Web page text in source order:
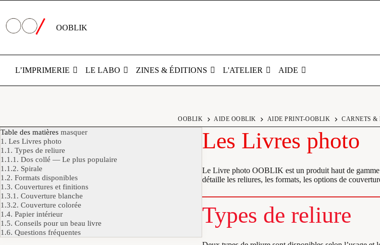
contenu
OOBLIK
L’IMPRIMERIE LE LABO ZINES & ÉDITIONS L'ATELIER
AIDE
OOBLIK AIDE OOBLIK AIDE PRINT-OOBLIK CARNETS &
Table des matières masquer
1. Les Livres photo
1.1. Types de reliure
1.1.1. Dos collé — Le plus populaire
1.1.2. Spirale
1.2. Formats disponibles
1.3. Couvertures et finitions
1.3.1. Couverture blanche
1.3.2. Couverture colorée
1.4. Papier intérieur
1.5. Conseils pour un beau livre
1.6. Questions fréquentes
Les Livres photo
Le Livre photo OOBLIK est un produit haut de
détaille les reliures, les formats, les options de
Types de reliure